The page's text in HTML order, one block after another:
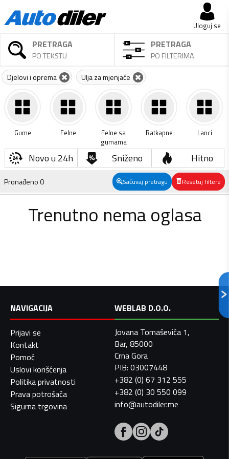
Uloguj se
PRETRAGA
PO TEKSTU
PRETRAGA
PO FILTERIMA
Djelovi i oprema Ulja za mjenjače
Gume Felne
Felne sa
gumama
Ratkapne Lanci
Novo u 24h Sniženo Hitno
Pronađeno0 Sačuvaj pretragu Resetuj filtere
Trenutno nema oglasa
NAVIGACIJA
Prijavi se
Kontakt
Pomoć
Uslovi korišćenja
Politika privatnosti
Prava potrošača
Sigurna trgovina
WEBLAB D.O.O.
Jovana Tomaševića 1,
Bar, 85000
Crna Gora
PIB: 03007448
+382 (0) 67 312 555
+382 (0) 30 550 099
info@autodiler.me